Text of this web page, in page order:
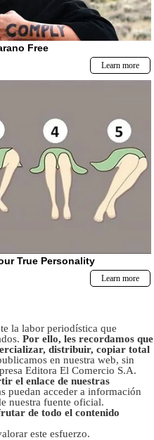
la labor periodística que
Por ello, les recordamos que
distribuir, copiar total
en nuestra web, sin
Editora El Comercio S.A.
el enlace de nuestras
puedan acceder a información
nuestra fuente oficial.
de todo el contenido
este esfuerzo.